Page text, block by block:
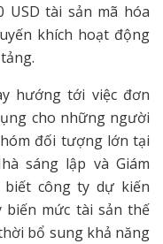
USD tài sản mã hóa
khích hoạt động
hướng tới việc đơn
cho những người
đối tượng lớn tại
sáng lập và Giám
biết công ty dự kiến
mức tài sản thế
bổ sung khả năng